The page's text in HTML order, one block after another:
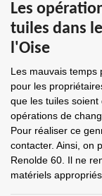
Les
tuiles dans
l'Oise
Les mauvais temps
pour les
que les tuiles
opérations de
Pour réaliser ce
contacter. Ainsi, on
Renolde 60. Il ne
matériels appropriés.